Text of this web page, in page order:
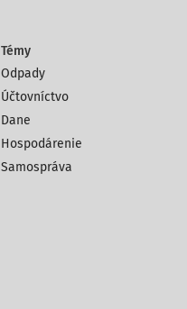
Témy
Odpady
Účtovníctvo
Dane
Hospodárenie
Samospráva